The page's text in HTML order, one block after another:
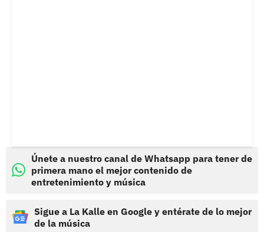
Únete a nuestro canal de Whatsapp para tener de
primera mano el mejor contenido de
entretenimiento y música
Sigue a La Kalle en Google y entérate de lo mejor
de la música